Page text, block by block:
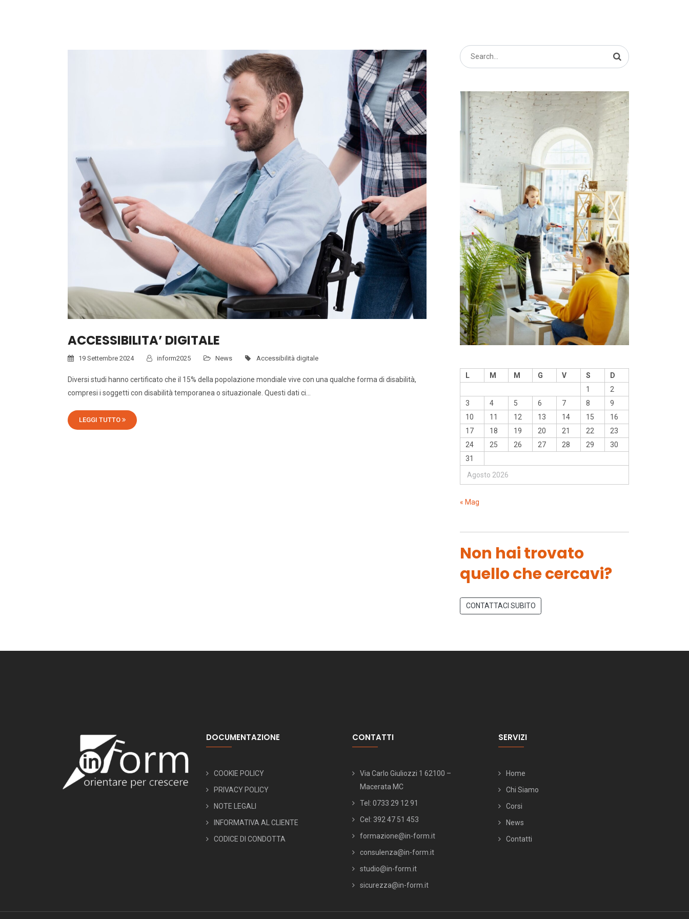
ACCESSIBILITA’ DIGITALE
19 Settembre 2024 inform2025 News Accessibilità digitale
Diversi studi hanno certificato che il 15% della popolazione mondiale vive con una qualche forma di disabilità,
compresi i soggetti con disabilità temporanea o situazionale. Questi dati ci…
LEGGI TUTTO
Search
for:
Agosto 2026
L M M G V S
D
1
2
3
4 5 6 7 8
9
10
11 12 13 14 15
16
17
18 19 20 21 22
23
24
25 26 27 28 29
30
31
« Mag
Non hai trovato
quello che cercavi?
CONTATTACI SUBITO
DOCUMENTAZIONE
COOKIE POLICY
PRIVACY POLICY
NOTE LEGALI
INFORMATIVA AL CLIENTE
CODICE DI CONDOTTA
CONTATTI
Via Carlo Giuliozzi 1 62100 –
Macerata MC
Tel: 0733 29 12 91
Cel: 392 47 51 453
formazione@in-form.it
consulenza@in-form.it
studio@in-form.it
sicurezza@in-form.it
SERVIZI
Home
Chi Siamo
Corsi
News
Contatti